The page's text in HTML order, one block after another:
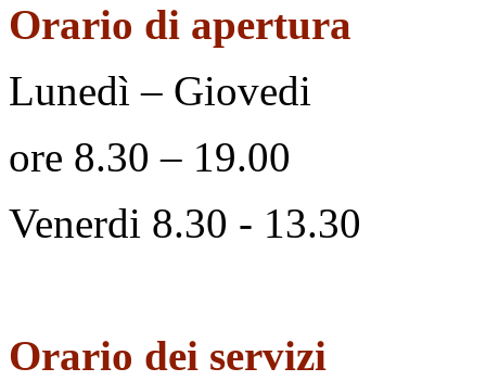
Orario di apertura
Lunedì – Giovedi
ore 8.30 – 19.00
Venerdi 8.30 - 13.30
Orario dei servizi